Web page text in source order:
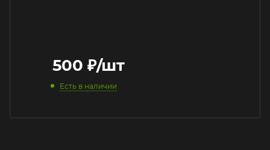
500 ₽/шт
Есть в наличии